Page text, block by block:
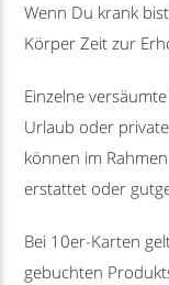
Wenn Du krank
Körper Zeit zur
Einzelne
Urlaub oder
können im
erstattet oder
Bei 10er-Karten
gebuchten